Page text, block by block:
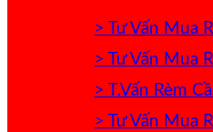
> Tư Vấn Mua
> Tư Vấn Mua
> T.Vấn Rèm
> Tư Vấn Mua